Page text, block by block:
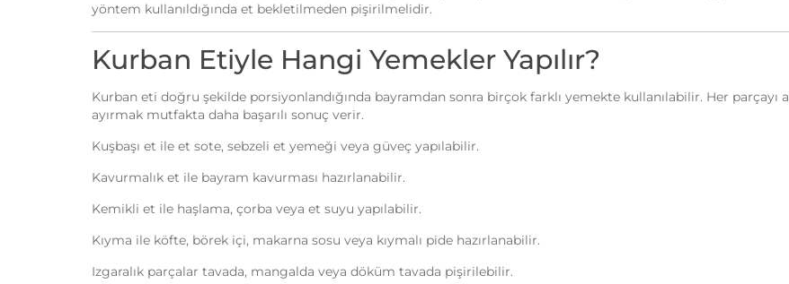
yöntem kullanıldığında et bekletilmeden pişirilmelidir.
Kurban Etiyle Hangi Yemekler Yapılır?
Kurban eti doğru şekilde porsiyonlandığında bayramdan sonra birçok farklı yemekte kullanılabilir. Her parçayı
ayırmak mutfakta daha başarılı sonuç verir.
Kuşbaşı et ile et sote, sebzeli et yemeği veya güveç yapılabilir.
Kavurmalık et ile bayram kavurması hazırlanabilir.
Kemikli et ile haşlama, çorba veya et suyu yapılabilir.
Kıyma ile köfte, börek içi, makarna sosu veya kıymalı pide hazırlanabilir.
Izgaralık parçalar tavada, mangalda veya döküm tavada pişirilebilir.